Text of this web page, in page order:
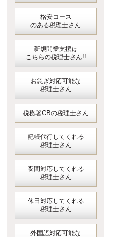
格安コース
のある税理士さん
新規開業支援は
こちらの税理士さん!!
お急ぎ対応可能な
税理士さん
税務署OBの税理士さん
記帳代行してくれる
税理士さん
夜間対応してくれる
税理士さん
休日対応してくれる
税理士さん
外国語対応可能な